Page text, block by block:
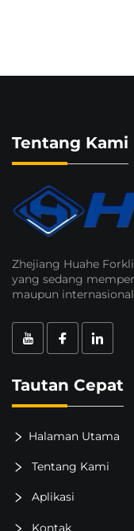
Tentang Kami
Zhejiang Huahe
yang sedang
maupun
Tautan Cepat
Halaman Utama
Tentang Kami
Aplikasi
Kontak